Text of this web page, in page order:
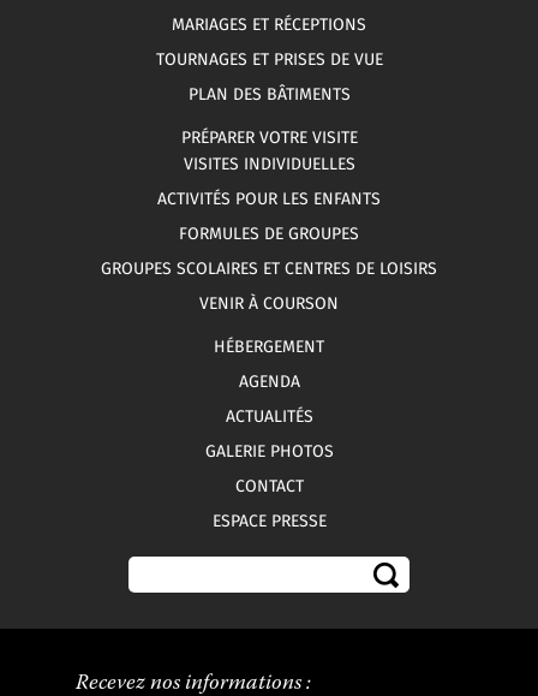
MARIAGES ET RÉCEPTIONS
TOURNAGES ET PRISES DE VUE
PLAN DES BÂTIMENTS
PRÉPARER VOTRE VISITE
VISITES INDIVIDUELLES
ACTIVITÉS POUR LES ENFANTS
FORMULES DE GROUPES
GROUPES SCOLAIRES ET CENTRES DE LOISIRS
VENIR À COURSON
HÉBERGEMENT
AGENDA
ACTUALITÉS
GALERIE PHOTOS
CONTACT
ESPACE PRESSE
Recevez nos informations :